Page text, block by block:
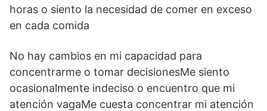
horas o siento la necesidad de comer en exceso
en cada comida
No hay cambios en mi capacidad para
concentrarme o tomar decisionesMe siento
ocasionalmente indeciso o encuentro que mi
atención vagaMe cuesta concentrar mi atención